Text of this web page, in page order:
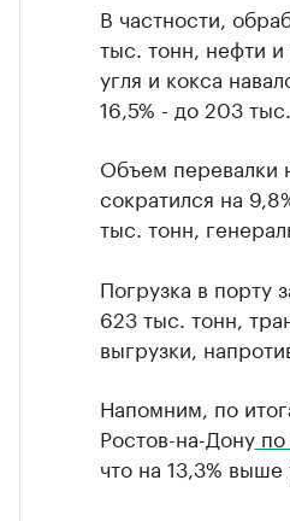
В частности,
тыс. тонн, нефти и
угля и кокса
16,5% - до 203
Объем перевалки
сократился на
тыс. тонн,
Погрузка в порту
623 тыс. тонн,
выгрузки,
Напомним, по
Ростов-на-Донупо
что на 13,3%